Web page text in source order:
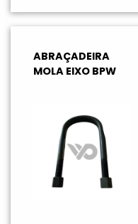
ABRAÇADEIRA
MOLA EIXO BPW